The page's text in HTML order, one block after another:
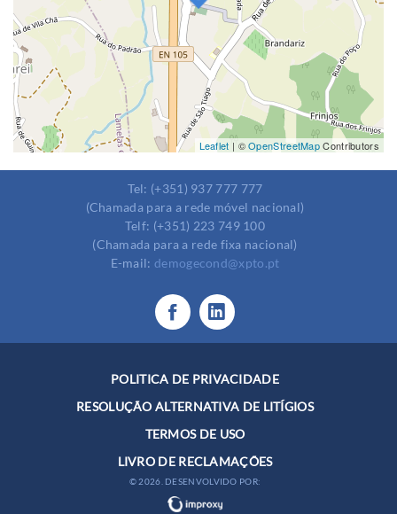
Leaflet | ©OpenStreetMapContributors
Tel: (+351) 937 777 777
(Chamada para a rede móvel nacional)
Telf: (+351) 223 749 100
(Chamada para a rede fixa nacional)
E-mail: demogecond@xpto.pt
POLITICA DE PRIVACIDADE
RESOLUÇÃO ALTERNATIVA DE LITÍGIOS
TERMOS DE USO
LIVRO DE RECLAMAÇÕES
© 2026. DESENVOLVIDO POR: